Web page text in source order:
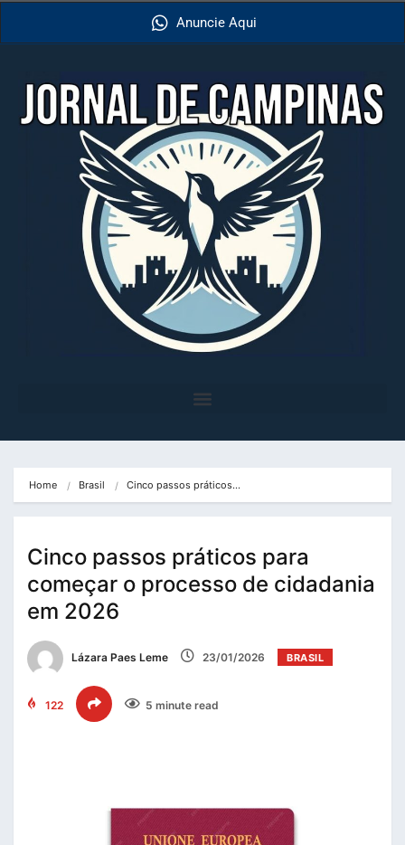
Anuncie Aqui
Home Brasil Cinco passos práticos…
Cinco passos práticos para
começar o processo de cidadania
em 2026
Lázara Paes Leme 23/01/2026 BRASIL
122 5 minute read